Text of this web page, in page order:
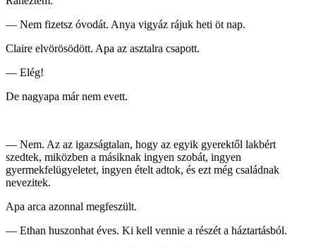
— Nem fizetsz óvodát. Anya vigyáz rájuk heti öt nap.
Claire elvörösödött. Apa az asztalra csapott.
— Elég!
De nagyapa már nem evett.
— Nem. Az az igazságtalan, hogy az egyik gyerektől lakbért
szedtek, miközben a másiknak ingyen szobát, ingyen
gyermekfelügyeletet, ingyen ételt adtok, és ezt még családnak
nevezitek.
Apa arca azonnal megfeszült.
— Ethan huszonhat éves. Ki kell vennie a részét a háztartásból.